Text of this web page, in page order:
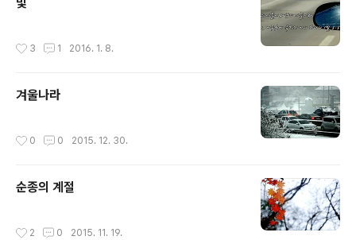
3 1 2016. 1. 8.
겨울나라
0 0 2015. 12. 30.
순종의 계절
2 0 2015. 11. 19.